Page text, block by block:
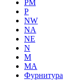
PM
P
NW
NA
NE
N
M
MA
Фурнитура